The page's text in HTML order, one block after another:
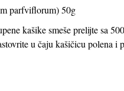
parfviflorum) 50g
kašike smeše prelijte sa
u čaju kašičicu polena